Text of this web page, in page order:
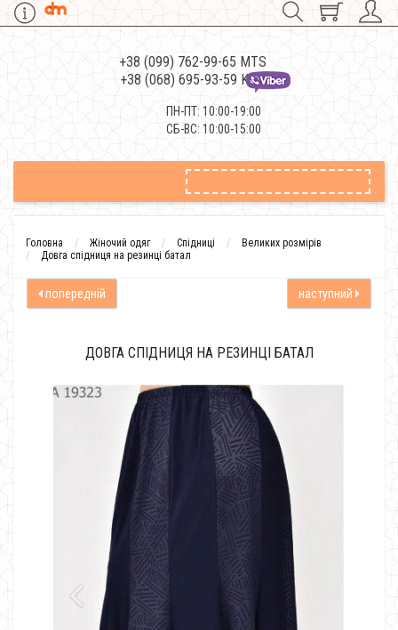
+38 (099) 762-99-65 MTS
+38 (068) 695-93-59 Kievstar
ПН-ПТ: 10:00-19:00
СБ-ВС: 10:00-15:00
Головна Жіночий одяг Спідниці
Великих розмірів
Довга спідниця на резинці батал
попередній наступний
ДОВГА СПІДНИЦЯ НА РЕЗИНЦІ БАТАЛ